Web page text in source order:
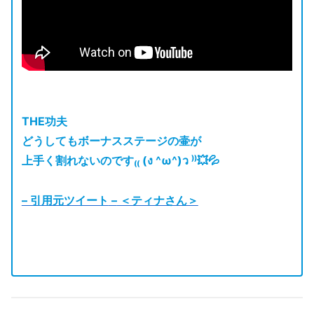
THE功夫
どうしてもボーナスステージの壷が
上手く割れないのです₍₍ (ง ^ω^)ว ⁾⁾💥💦
– 引用元ツイート –＜ティナさん＞